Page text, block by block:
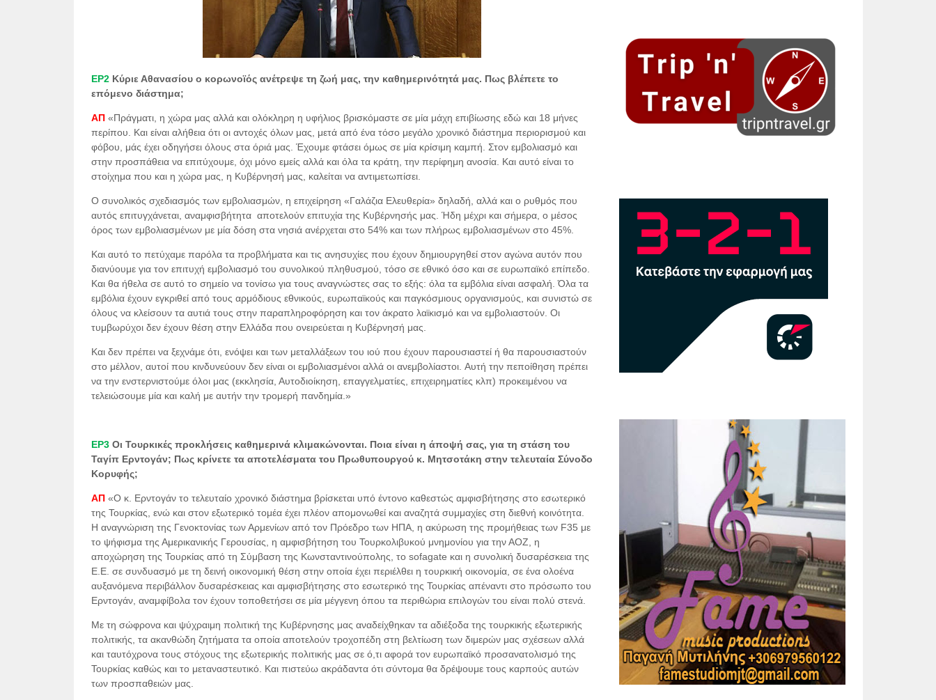
ΕΡ2Κύριε Αθανασίου ο κορωνοϊός ανέτρεψε τη ζωή μας, την καθημερινότητά μας. Πως βλέπετε το
επόμενο διάστημα;
ΑΠ«Πράγματι, η χώρα μας αλλά και ολόκληρη η υφήλιος βρισκόμαστε σε μία μάχη επιβίωσης εδώ και 18 μήνες
περίπου. Και είναι αλήθεια ότι οι αντοχές όλων μας, μετά από ένα τόσο μεγάλο χρονικό διάστημα περιορισμού και
φόβου, μάς έχει οδηγήσει όλους στα όριά μας. Έχουμε φτάσει όμως σε μία κρίσιμη καμπή. Στον εμβολιασμό και
στην προσπάθεια να επιτύχουμε, όχι μόνο εμείς αλλά και όλα τα κράτη, την περίφημη ανοσία. Και αυτό είναι το
στοίχημα που και η χώρα μας, η Κυβέρνησή μας, καλείται να αντιμετωπίσει.
Ο συνολικός σχεδιασμός των εμβολιασμών, η επιχείρηση «Γαλάζια Ελευθερία» δηλαδή, αλλά και ο ρυθμός που
αυτός επιτυγχάνεται, αναμφισβήτητα αποτελούν επιτυχία της Κυβέρνησής μας. Ήδη μέχρι και σήμερα, ο μέσος
όρος των εμβολιασμένων με μία δόση στα νησιά ανέρχεται στο 54% και των πλήρως εμβολιασμένων στο 45%.
Και αυτό το πετύχαμε παρόλα τα προβλήματα και τις ανησυχίες που έχουν δημιουργηθεί στον αγώνα αυτόν που
διανύουμε για τον επιτυχή εμβολιασμό του συνολικού πληθυσμού, τόσο σε εθνικό όσο και σε ευρωπαϊκό επίπεδο.
Και θα ήθελα σε αυτό το σημείο να τονίσω για τους αναγνώστες σας το εξής: όλα τα εμβόλια είναι ασφαλή. Όλα τα
εμβόλια έχουν εγκριθεί από τους αρμόδιους εθνικούς, ευρωπαϊκούς και παγκόσμιους οργανισμούς, και συνιστώ σε
όλους να κλείσουν τα αυτιά τους στην παραπληροφόρηση και τον άκρατο λαϊκισμό και να εμβολιαστούν. Οι
τυμβωρύχοι δεν έχουν θέση στην Ελλάδα που ονειρεύεται η Κυβέρνησή μας.
Και δεν πρέπει να ξεχνάμε ότι, ενόψει και των μεταλλάξεων του ιού που έχουν παρουσιαστεί ή θα παρουσιαστούν
στο μέλλον, αυτοί που κινδυνεύουν δεν είναι οι εμβολιασμένοι αλλά οι ανεμβολίαστοι. Αυτή την πεποίθηση πρέπει
να την ενστερνιστούμε όλοι μας (εκκλησία, Αυτοδιοίκηση, επαγγελματίες, επιχειρηματίες κλπ) προκειμένου να
τελειώσουμε μία και καλή με αυτήν την τρομερή πανδημία.»
ΕΡ3Οι Τουρκικές προκλήσεις καθημερινά κλιμακώνονται. Ποια είναι η άποψή σας, για τη στάση του
Ταγίπ Ερντογάν; Πως κρίνετε τα αποτελέσματα του Πρωθυπουργού κ. Μητσοτάκη στην τελευταία Σύνοδο
Κορυφής;
ΑΠ«Ο κ. Ερντογάν το τελευταίο χρονικό διάστημα βρίσκεται υπό έντονο καθεστώς αμφισβήτησης στο εσωτερικό
της Τουρκίας, ενώ και στον εξωτερικό τομέα έχει πλέον απομονωθεί και αναζητά συμμαχίες στη διεθνή κοινότητα.
Η αναγνώριση της Γενοκτονίας των Αρμενίων από τον Πρόεδρο των ΗΠΑ, η ακύρωση της προμήθειας των F35 με
το ψήφισμα της Αμερικανικής Γερουσίας, η αμφισβήτηση του Τουρκολιβυκού μνημονίου για την ΑΟΖ, η
αποχώρηση της Τουρκίας από τη Σύμβαση της Κωνσταντινούπολης, το sofagate και η συνολική δυσαρέσκεια της
Ε.Ε. σε συνδυασμό με τη δεινή οικονομική θέση στην οποία έχει περιέλθει η τουρκική οικονομία, σε ένα ολοένα
αυξανόμενα περιβάλλον δυσαρέσκειας και αμφισβήτησης στο εσωτερικό της Τουρκίας απέναντι στο πρόσωπο του
Ερντογάν, αναμφίβολα τον έχουν τοποθετήσει σε μία μέγγενη όπου τα περιθώρια επιλογών του είναι πολύ στενά.
Με τη σώφρονα και ψύχραιμη πολιτική της Κυβέρνησης μας αναδείχθηκαν τα αδιέξοδα της τουρκικής εξωτερικής
πολιτικής, τα ακανθώδη ζητήματα τα οποία αποτελούν τροχοπέδη στη βελτίωση των διμερών μας σχέσεων αλλά
και ταυτόχρονα τους στόχους της εξωτερικής πολιτικής μας σε ό,τι αφορά τον ευρωπαϊκό προσανατολισμό της
Τουρκίας καθώς και το μεταναστευτικό. Και πιστεύω ακράδαντα ότι σύντομα θα δρέψουμε τους καρπούς αυτών
των προσπαθειών μας.